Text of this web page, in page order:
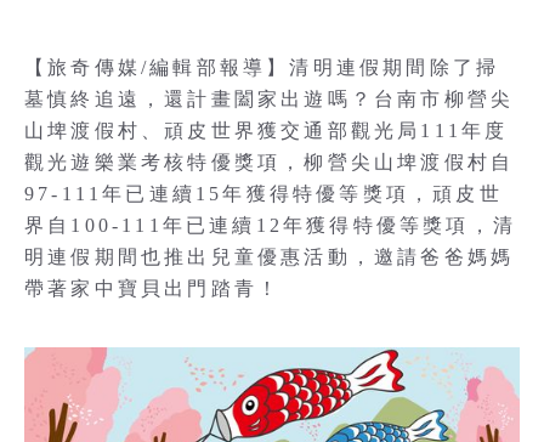
【旅奇傳媒/編輯部報導】清明連假期間除了掃
墓慎終追遠，還計畫闔家出遊嗎？台南市柳營尖
山埤渡假村、頑皮世界獲交通部觀光局111年度
觀光遊樂業考核特優獎項，柳營尖山埤渡假村自
97-111年已連續15年獲得特優等獎項，頑皮世
界自100-111年已連續12年獲得特優等獎項，清
明連假期間也推出兒童優惠活動，邀請爸爸媽媽
帶著家中寶貝出門踏青！